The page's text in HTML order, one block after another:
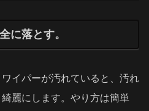
に落とす。
イパーが汚れていると、汚れ
麗にします。やり方は簡単